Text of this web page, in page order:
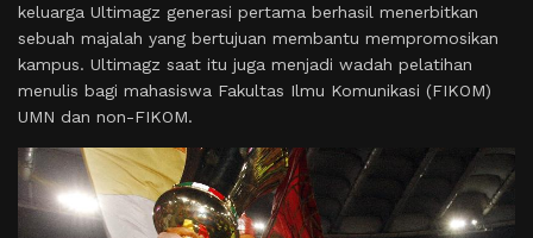
keluarga Ultimagz generasi pertama berhasil menerbitkan
sebuah majalah yang bertujuan membantu mempromosikan
kampus. Ultimagz saat itu juga menjadi wadah pelatihan
menulis bagi mahasiswa Fakultas Ilmu Komunikasi (FIKOM)
UMN dan non-FIKOM.